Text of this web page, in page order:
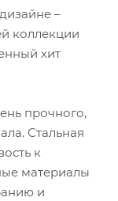
–
коллекции
хит
прочного,
Стальная
к
материалы
и